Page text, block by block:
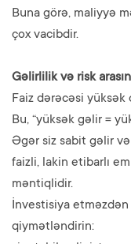
Buna görə, maliyyə
çox vacibdir.
Gəlirlilik və risk
Faiz dərəcəsi
Bu, “yüksək gəlir =
Əgər siz sabit gəlir
faizli, lakin etibarlı
məntiqlidir.
İnvestisiya
qiymətləndirin: